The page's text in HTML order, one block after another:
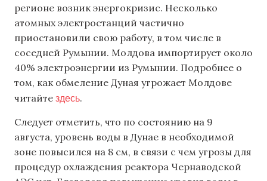
регионе возник энергокризис. Несколько
атомных электростанций частично
приостановили свою работу, в том числе в
соседней Румынии. Молдова импортирует около
40% электроэнергии из Румынии. Подробнее о
том, как обмеление Дуная угрожает Молдове
читайте здесь.
Следует отметить, что по состоянию на 9
августа, уровень воды в Дунае в необходимой
зоне повысился на 8 см, в связи с чем угрозы для
процедур охлаждения реактора Чернаводской